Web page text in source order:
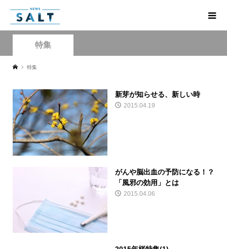
特集
特集
新芽が知らせる、新しい時
2015.04.19
がんや脳出血の予防になる！？
「風邪の効用」とは
2015.04.06